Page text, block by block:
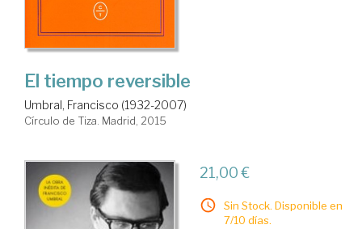
El tiempo reversible
Umbral, Francisco (1932-2007)
Círculo de Tiza. Madrid, 2015
21,00 €
Sin Stock. Disponible en
7/10 días.